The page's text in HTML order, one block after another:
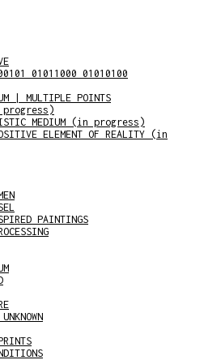
01011000 01010100
| MULTIPLE POINTS
progress)
MEDIUM (in progress)
ELEMENT OF REALITY (in
PAINTINGS